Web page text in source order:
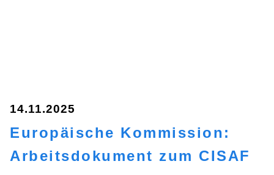
14.11.2025
Europäische Kommission:
Arbeitsdokument zum CISAF